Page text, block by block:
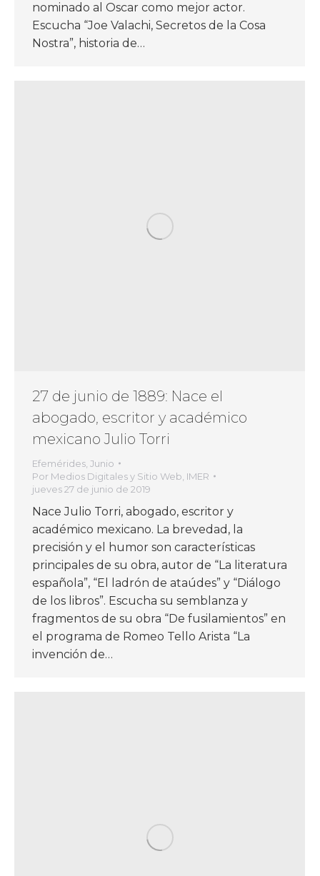
nominado al Oscar como mejor actor.
Escucha “Joe Valachi, Secretos de la Cosa
Nostra”, historia de…
27 de junio de 1889: Nace el
abogado, escritor y académico
mexicano Julio Torri
Efemérides Junio
Por Medios Digitales y Sitio Web, IMER
jueves 27 de junio de 2019
Nace Julio Torri, abogado, escritor y
académico mexicano. La brevedad, la
precisión y el humor son características
principales de su obra, autor de “La literatura
española”, “El ladrón de ataúdes” y “Diálogo
de los libros”. Escucha su semblanza y
fragmentos de su obra “De fusilamientos” en
el programa de Romeo Tello Arista “La
invención de…